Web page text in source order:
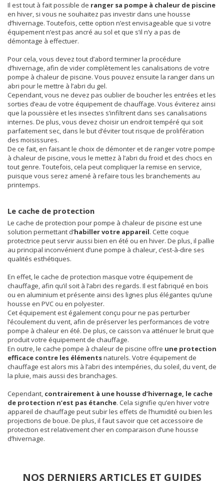
Il est tout à fait possible de ranger sa pompe à chaleur de piscine
en hiver, si vous ne souhaitez pas investir dans une housse
d’hivernage. Toutefois, cette option n’est envisageable que si votre
équipement n’est pas ancré au sol et que s’il n’y a pas de
démontage à effectuer.
Pour cela, vous devez tout d’abord terminer la procédure
d’hivernage, afin de vider complètement les canalisations de votre
pompe à chaleur de piscine. Vous pouvez ensuite la ranger dans un
abri pour le mettre à l’abri du gel.
Cependant, vous ne devez pas oublier de boucher les entrées et les
sorties d’eau de votre équipement de chauffage. Vous éviterez ainsi
que la poussière et les insectes s’infiltrent dans ses canalisations
internes. De plus, vous devez choisir un endroit tempéré qui soit
parfaitement sec, dans le but d’éviter tout risque de prolifération
des moisissures.
De ce fait, en faisant le choix de démonter et de ranger votre pompe
à chaleur de piscine, vous le mettez à l’abri du froid et des chocs en
tout genre. Toutefois, cela peut compliquer la remise en service,
puisque vous serez amené à refaire tous les branchements au
printemps.
Le cache de protection
Le cache de protection pour pompe à chaleur de piscine est une
solution permettant d’habiller votre appareil. Cette coque
protectrice peut servir aussi bien en été ou en hiver. De plus, il pallie
au principal inconvénient d’une pompe à chaleur, c’est-à-dire ses
qualités esthétiques.
En effet, le cache de protection masque votre équipement de
chauffage, afin qu’il soit à l’abri des regards. Il est fabriqué en bois
ou en aluminium et présente ainsi des lignes plus élégantes qu’une
housse en PVC ou en polyester.
Cet équipement est également conçu pour ne pas perturber
l’écoulement du vent, afin de préserver les performances de votre
pompe à chaleur en été. De plus, ce caisson va atténuer le bruit que
produit votre équipement de chauffage.
En outre, le cache pompe à chaleur de piscine offre une protection
efficace contre les élémentsnaturels. Votre équipement de
chauffage est alors mis à l’abri des intempéries, du soleil, du vent, de
la pluie, mais aussi des branchages.
Cependant, contrairement à une housse d’hivernage, le cache
de protection n’est pas étanche. Cela signifie qu’en hiver votre
appareil de chauffage peut subir les effets de l’humidité ou bien les
projections de boue. De plus, il faut savoir que cet accessoire de
protection est relativement cher en comparaison d’une housse
d’hivernage.
NOS DERNIERS ARTICLES ET GUIDES